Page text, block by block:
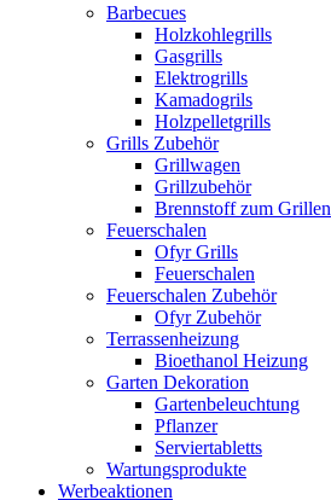
Barbecues
Holzkohlegrills
Gasgrills
Elektrogrills
Kamadogrils
Holzpelletgrills
Grills Zubehör
Grillwagen
Grillzubehör
Brennstoff zum Grillen
Feuerschalen
Ofyr Grills
Feuerschalen
Feuerschalen Zubehör
Ofyr Zubehör
Terrassenheizung
Bioethanol Heizung
Garten Dekoration
Gartenbeleuchtung
Pflanzer
Serviertabletts
Wartungsprodukte
Werbeaktionen